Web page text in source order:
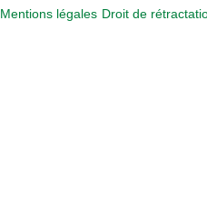
Mentions légales Droit de